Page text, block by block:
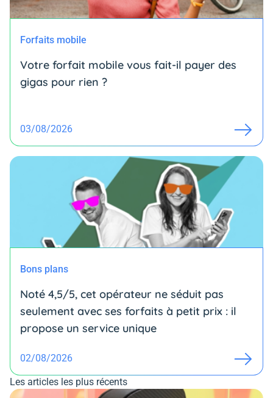
Forfaits mobile
Votre forfait mobile vous fait-il payer des
gigas pour rien ?
03/08/2026
Bons plans
Noté 4,5/5, cet opérateur ne séduit pas
seulement avec ses forfaits à petit prix : il
propose un service unique
02/08/2026
Les articles les plus récents